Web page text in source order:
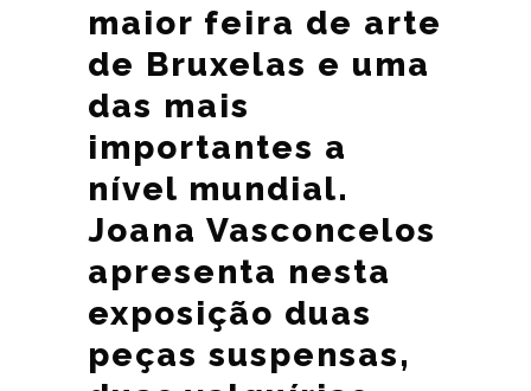
maior feira de arte
de Bruxelas e uma
das mais
importantes a
nível mundial.
Joana Vasconcelos
apresenta nesta
exposição duas
peças suspensas,